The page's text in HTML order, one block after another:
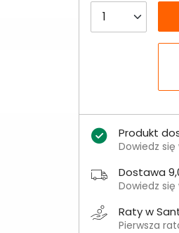
Produkt
Dowiedz się
Dostawa
Dowiedz się
Raty w
Pierwsza